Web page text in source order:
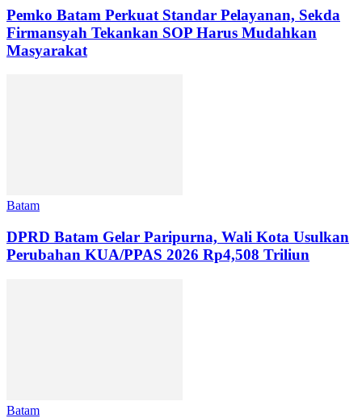
Pemko Batam Perkuat Standar Pelayanan, Sekda
Firmansyah Tekankan SOP Harus Mudahkan
Masyarakat
Batam
DPRD Batam Gelar Paripurna, Wali Kota Usulkan
Perubahan KUA/PPAS 2026 Rp4,508 Triliun
Batam